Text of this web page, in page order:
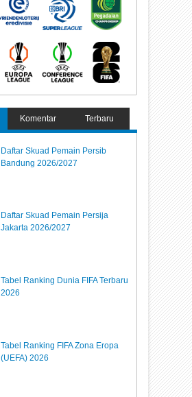
Komentar Terbaru
Daftar Skuad Pemain Persib
Bandung 2026/2027
Daftar Skuad Pemain Persija
Jakarta 2026/2027
Tabel Ranking Dunia FIFA Terbaru
2026
Tabel Ranking FIFA Zona Eropa
(UEFA) 2026